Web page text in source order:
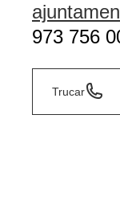
973 756
Trucar